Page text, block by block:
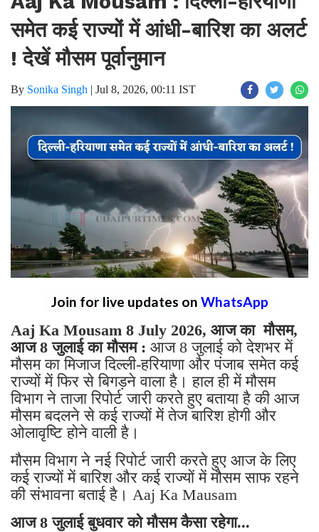
समेत कई राज्यों में आंधी-बारिश का अलर्ट
! देखें मौसम पूर्वानुमान
By Sonika Singh | Jul 8, 2026, 00:11 IST
Join for live updates on WhatsApp
Aaj Ka Mousam 8 July 2026, आज का मौसम,
आज 8 जुलाई का मौसम : आज 8 जुलाई को देशभर में
मौसम का मिजाज दिल्ली-हरियाणा और पंजाब समेत कई
राज्यों में फिर से बिगड़ने वाला है। हाल ही में मौसम
विभाग ने ताजा रिपोर्ट जारी करते हुए बताया है की आज
मौसम बदलने से कई राज्यों में तेज बारिश होगी और
ओलावृष्टि होने वाली है।
मौसम विभाग ने नई रिपोर्ट जारी करते हुए आज के लिए
कई राज्यों में बारिश और कई राज्यों में मौसम साफ रहने
की संभावना बताई है। Aaj Ka Mausam
आज 8 जुलाई बुधवार को मौसम कैसा रहेगा...